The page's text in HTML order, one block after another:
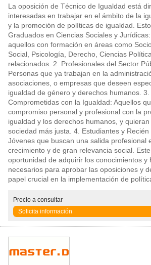
La oposición de Técnico de Igualdad está
interesadas en trabajar en el ámbito de la
y la promoción de políticas de igualdad. Esto
Graduados en Ciencias Sociales y
aquellos con formación en áreas como
Social, Psicología, Derecho, Ciencias
relacionados. 2. Profesionales del Sector
Personas que ya trabajan en la
asociaciones, o empresas que deseen
igualdad de género y derechos humanos.
Comprometidas con la Igualdad: Aquellos
compromiso personal y profesional con la
igualdad y los derechos humanos, y
sociedad más justa. 4. Estudiantes y Recién
Jóvenes que buscan una salida profesional
crecimiento y de gran relevancia social.
oportunidad de adquirir los conocimientos y
necesarios para aprobar las oposiciones y
papel crucial en la implementación de
Precio a consultar
Solicita información